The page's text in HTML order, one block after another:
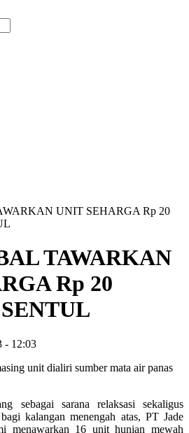
UNIT SEHARGA Rp 20
TAWARKAN
Rp 20
- 12:03
sebagai sarana relaksasi sekaligus
kalangan menengah atas, PT Jade
menawarkan 16 unit hunian mewah